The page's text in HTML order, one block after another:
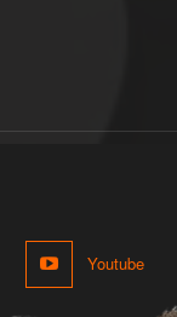
Youtube